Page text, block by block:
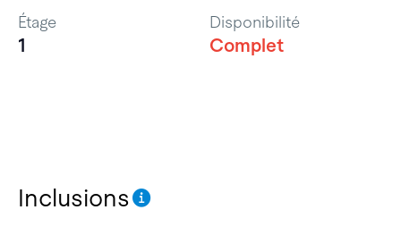
Inclusions
Étage
1
Disponibilité
Complet